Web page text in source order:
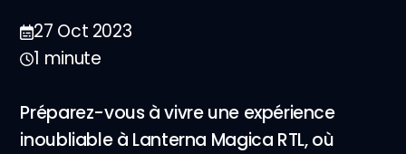
27 Oct 2023
1 minute
Préparez-vous à vivre une expérience
inoubliable à Lanterna Magica RTL, où